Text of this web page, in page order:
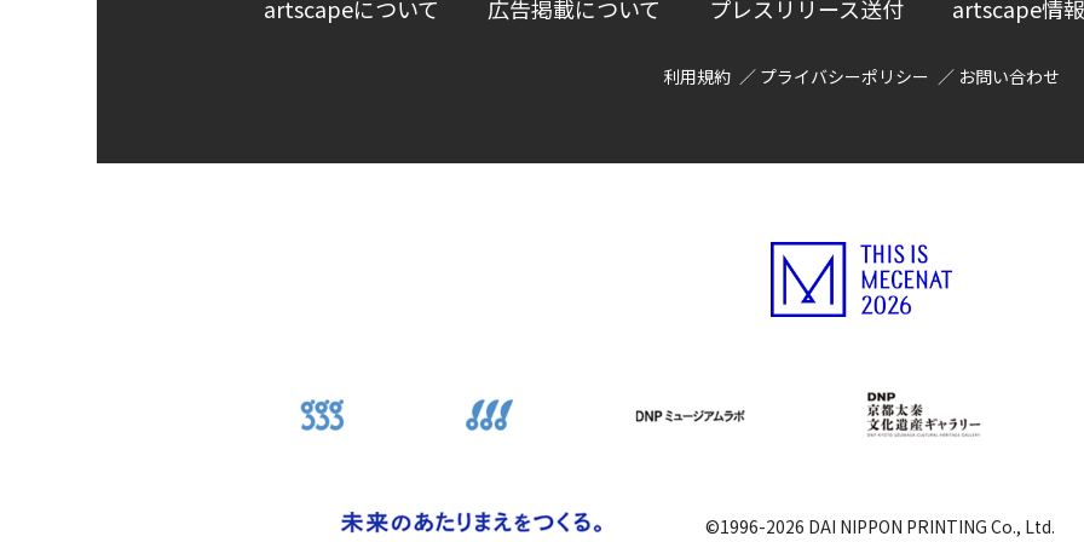
artscapeについて 広告掲載について プレスリリース送付 artscape情
利用規約 プライバシーポリシー お問い合わせ
©1996-2026 DAI NIPPON PRINTING Co., Ltd.